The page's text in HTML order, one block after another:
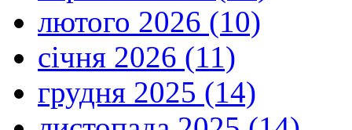
лютого 2026 (10)
січня 2026 (11)
грудня 2025 (14)